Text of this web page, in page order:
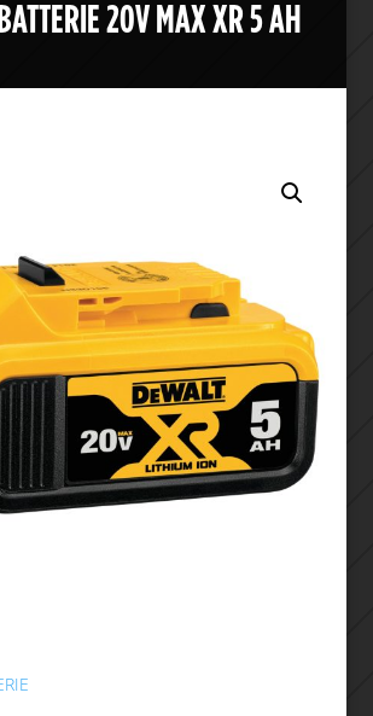
20V MAX XR 5 AH